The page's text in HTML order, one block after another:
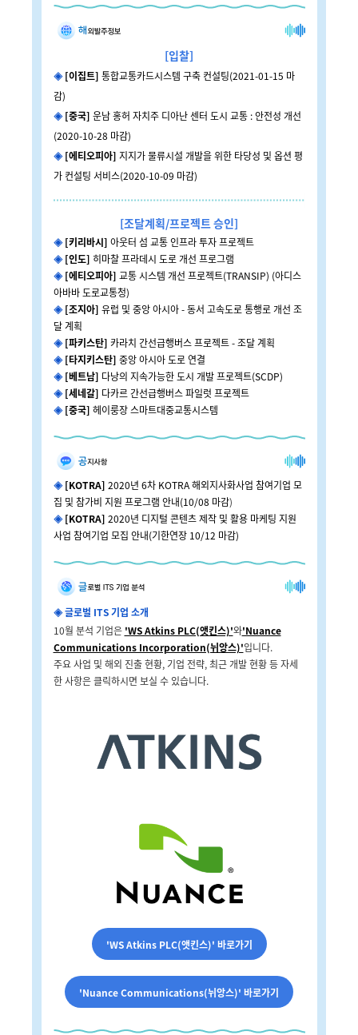
[입찰]
◈ [이집트] 통합교통카드시스템 구축 컨설팅(2021-01-15 마
감)
◈ [중국] 운남 홍허 자치주 디아난 센터 도시 교통 : 안전성 개선
(2020-10-28 마감)
◈ [에티오피아] 지지가 물류시설 개발을 위한 타당성 및 옵션 평
가 컨설팅 서비스(2020-10-09 마감)
[조달계획/프로젝트 승인]
◈[키리바시] 아웃터 섬 교통 인프라 투자 프로젝트
◈ [인도] 히마찰 프라데시 도로 개선 프로그램
◈ [에티오피아] 교통 시스템 개선 프로젝트(TRANSIP) (아디스
아바바 도로교통청)
◈ [조지아] 유럽 및 중앙 아시아 - 동서 고속도로 통행로 개선 조
달 계획
◈ [파키스탄] 카라치 간선급행버스 프로젝트 - 조달 계획
◈ [타지키스탄] 중앙 아시아 도로 연결
◈ [베트남] 다낭의 지속가능한 도시 개발 프로젝트(SCDP)
◈ [세네갈] 다카르 간선급행버스 파일럿 프로젝트
◈[중국] 헤이룽장 스마트대중교통시스템
◈[KOTRA] 2020년 6차 KOTRA 해외지사화사업 참여기업 모
집 및 참가비 지원 프로그램 안내(10/08 마감)
◈[KOTRA] 2020년 디지털 콘텐츠 제작 및 활용 마케팅 지원
사업 참여기업 모집 안내(기한연장 10/12 마감)
◈ 글로벌 ITS 기업 소개
10월 분석 기업은 'WS Atkins PLC(앳킨스)'와'Nuance
Communications Incorporation(뉘앙스)'입니다.
주요 사업 및 해외 진출 현황, 기업 전략, 최근 개발 현황 등 자세
한 사항은 클릭하시면 보실 수 있습니다.
'WS Atkins PLC(앳킨스)' 바로가기
'Nuance Communications(뉘앙스)' 바로가기